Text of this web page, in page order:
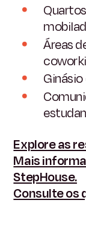
Áreas
Explore as
Mais
StepHouse.
Consulte os